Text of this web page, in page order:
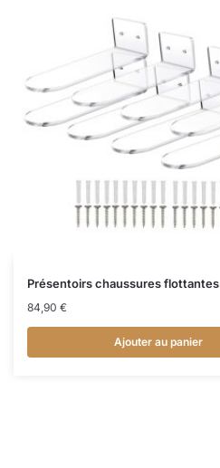
Présentoirs chaussures flottantes
84,90 €
Ajouter au panier